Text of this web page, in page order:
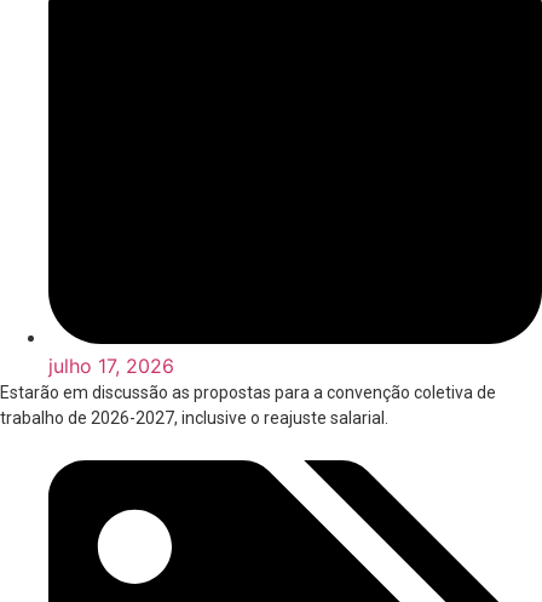
julho 17, 2026
Estarão em discussão as propostas para a convenção coletiva de
trabalho de 2026-2027, inclusive o reajuste salarial.